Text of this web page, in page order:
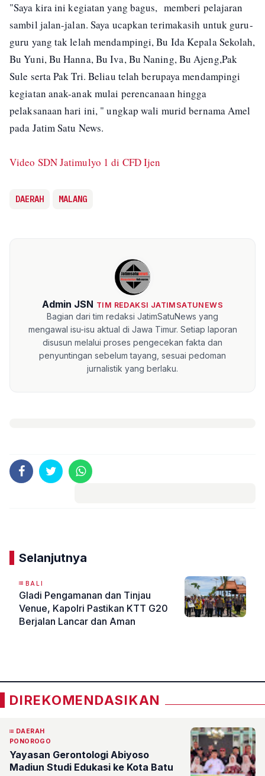
"Saya kira ini kegiatan yang bagus, memberi pelajaran
sambil jalan-jalan. Saya ucapkan terimakasih untuk guru-
guru yang tak lelah mendampingi, Bu Ida Kepala Sekolah,
Bu Yuni, Bu Hanna, Bu Iva, Bu Naning, Bu Ajeng,Pak
Sule serta Pak Tri. Beliau telah berupaya mendampingi
kegiatan anak-anak mulai perencanaan hingga
pelaksanaan hari ini, " ungkap wali murid bernama Amel
pada Jatim Satu News.
Video SDN Jatimulyo 1 di CFD Ijen
DAERAH MALANG
Admin JSN TIM REDAKSI JATIMSATUNEWS
Bagian dari tim redaksi JatimSatuNews yang
mengawal isu-isu aktual di Jawa Timur. Setiap laporan
disusun melalui proses pengecekan fakta dan
penyuntingan sebelum tayang, sesuai pedoman
jurnalistik yang berlaku.
Selanjutnya
BALI
Gladi Pengamanan dan Tinjau
Venue, Kapolri Pastikan KTT G20
Berjalan Lancar dan Aman
DIREKOMENDASIKAN
DAERAH
PONOROGO
Yayasan Gerontologi Abiyoso
Madiun Studi Edukasi ke Kota Batu